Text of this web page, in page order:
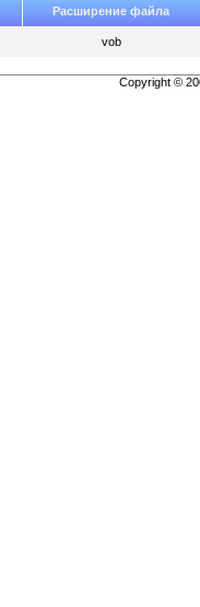
Расширение файла
vob
Copyright ©